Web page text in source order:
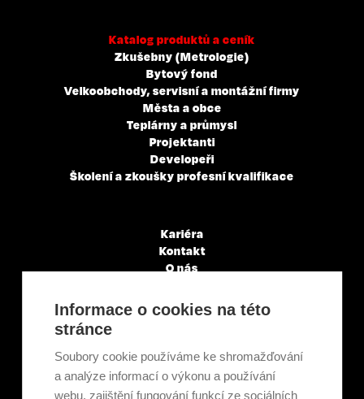
Katalog produktů a ceník
Zkušebny (Metrologie)
Bytový fond
Velkoobchody, servisní a montážní firmy
Města a obce
Teplárny a průmysl
Projektanti
Developeři
Školení a zkoušky profesní kvalifikace
Kariéra
Kontakt
O nás
Články a novinky
GDPR & Cookies
Ekologická recyklace
Projekty EU
Intranet - Přihlášení
Informace o cookies na této
stránce
Soubory cookie používáme ke shromažďování
a analýze informací o výkonu a používání
webu, zajištění fungování funkcí ze sociálních